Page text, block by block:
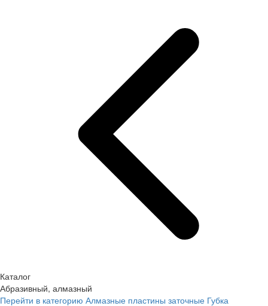
Каталог
Абразивный, алмазный
Перейти в категорию Алмазные пластины заточные Губка